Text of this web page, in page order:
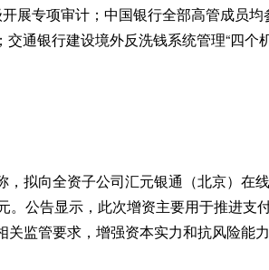
展专项审计；中国银行全部高管成员
通银行建设境外反洗钱系统管理“四个
拟向全资子公司汇元银通（北京）在
。公告显示，此次增资主要用于推进支
监管要求，增强资本实力和抗风险能力